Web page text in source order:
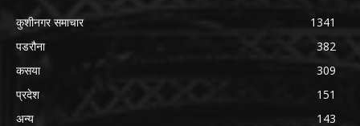
कुशीनगर समाचार
1341
पडरौना
382
कसया
309
प्रदेश
151
अन्य
143